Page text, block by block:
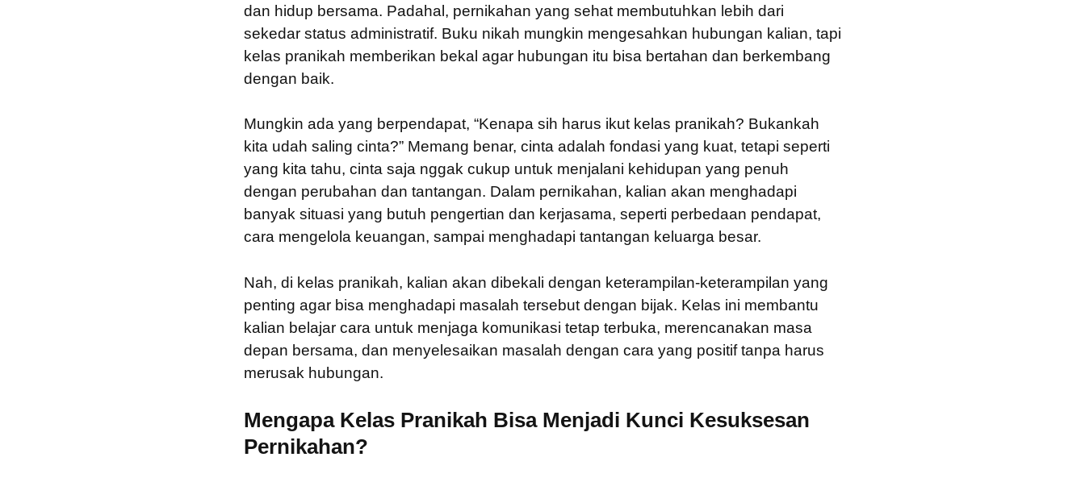
dan hidup bersama. Padahal, pernikahan yang sehat membutuhkan lebih dari
sekedar status administratif. Buku nikah mungkin mengesahkan hubungan kalian, tapi
kelas pranikah memberikan bekal agar hubungan itu bisa bertahan dan berkembang
dengan baik.
Mungkin ada yang berpendapat, “Kenapa sih harus ikut kelas pranikah? Bukankah
kita udah saling cinta?” Memang benar, cinta adalah fondasi yang kuat, tetapi seperti
yang kita tahu, cinta saja nggak cukup untuk menjalani kehidupan yang penuh
dengan perubahan dan tantangan. Dalam pernikahan, kalian akan menghadapi
banyak situasi yang butuh pengertian dan kerjasama, seperti perbedaan pendapat,
cara mengelola keuangan, sampai menghadapi tantangan keluarga besar.
Nah, di kelas pranikah, kalian akan dibekali dengan keterampilan-keterampilan yang
penting agar bisa menghadapi masalah tersebut dengan bijak. Kelas ini membantu
kalian belajar cara untuk menjaga komunikasi tetap terbuka, merencanakan masa
depan bersama, dan menyelesaikan masalah dengan cara yang positif tanpa harus
merusak hubungan.
Mengapa Kelas Pranikah Bisa Menjadi Kunci Kesuksesan
Pernikahan?